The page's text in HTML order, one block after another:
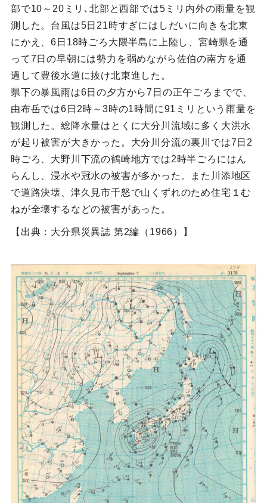
部で10～20ミリ､北部と西部では5ミリ内外の雨量を観
測した。台風は5日21時すぎにはしだいに向きを北東
にかえ、6日18時ごろ大隈半島に上陸し、宮崎県を通
って7日の早朝には勢力を弱めながら佐伯の南方を通
過して豊後水道に抜け北東進した。
県下の暴風雨は6日の夕方から7日の正午ごろまでで、
由布岳では6日2時～3時の1時間に91ミリという雨量を
観測した。総降水量はとくに大分川流域に多く大洪水
が起り被害が大きかった。大分川分流の裏川では7日2
時ごろ、大野川下流の鶴崎地方では2時半ごろにはん
らんし、浸水や冠水の被害が多かった。また川添地区
で道路決壊、津久見市千怒で山くずれのため住宅１む
ねが全壊するなどの被害があった。
【出典：大分県災異誌 第2編（1966）】